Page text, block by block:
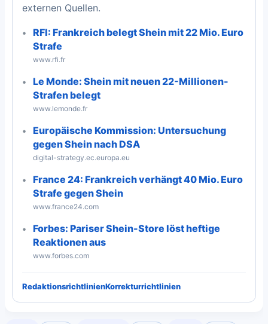
externen Quellen.
RFI: Frankreich belegt Shein mit 22 Mio. Euro
Strafe
www.rfi.fr
Le Monde: Shein mit neuen 22-Millionen-
Strafen belegt
www.lemonde.fr
Europäische Kommission: Untersuchung
gegen Shein nach DSA
digital-strategy.ec.europa.eu
France 24: Frankreich verhängt 40 Mio. Euro
Strafe gegen Shein
www.france24.com
Forbes: Pariser Shein-Store löst heftige
Reaktionen aus
www.forbes.com
RedaktionsrichtlinienKorrekturrichtlinien